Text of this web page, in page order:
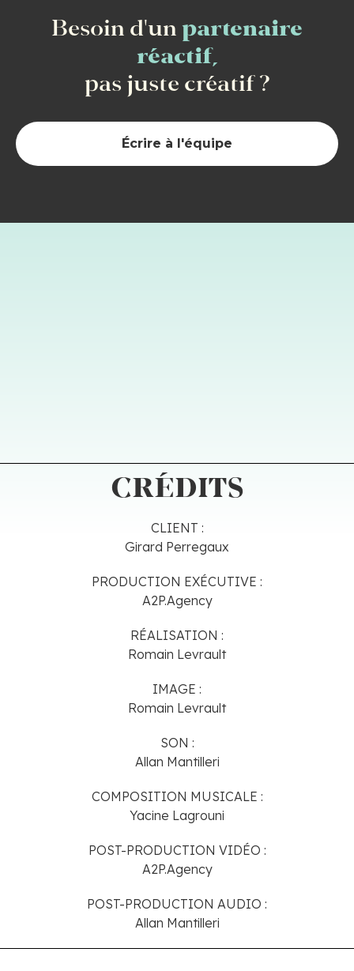
Besoin d'un partenaire
réactif,
pas juste créatif ?
Écrire à l'équipe
CRÉDITS
CLIENT :
Girard Perregaux
PRODUCTION EXÉCUTIVE :
A2P.Agency
RÉALISATION :
Romain Levrault
IMAGE :
Romain Levrault
SON :
Allan Mantilleri
COMPOSITION MUSICALE :
Yacine Lagrouni
POST-PRODUCTION VIDÉO :
A2P.Agency
POST-PRODUCTION AUDIO :
Allan Mantilleri